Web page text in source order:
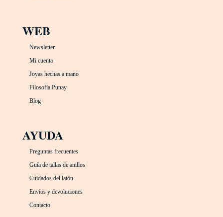
WEB
Newsletter
Mi cuenta
Joyas hechas a mano
Filosofía Punay
Blog
AYUDA
Preguntas frecuentes
Guía de tallas de anillos
Cuidados del latón
Envíos y devoluciones
Contacto